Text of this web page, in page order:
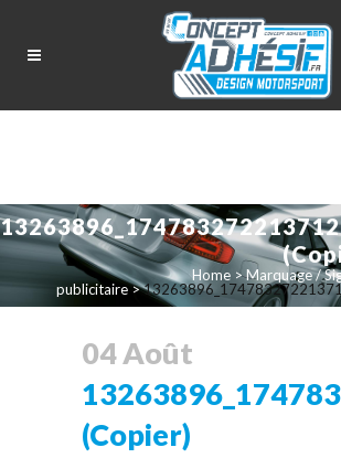
Home >Marquage /
publicitaire>
04 Août
(Copier)